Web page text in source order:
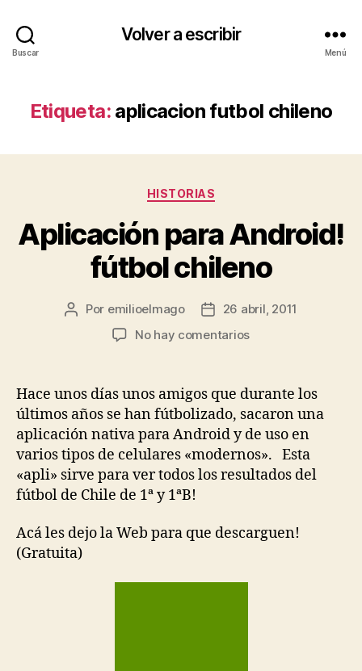
Buscar
Volver a escribir
Menú
Etiqueta: aplicacion futbol chileno
Categorías
HISTORIAS
Aplicación para Android!
fútbol chileno
Autor
Por emilioelmago
Fecha26 abril, 2011
No hay comentariosen
Android!
chileno
Hace unos días unos amigos que durante los
últimos años se han fútbolizado, sacaron una
aplicación nativa para Android y de uso en
varios tipos de celulares «modernos». Esta
«apli» sirve para ver todos los resultados del
fútbol de Chile de 1ª y 1ªB!
Acá les dejo la Web para que descarguen!
(Gratuita)